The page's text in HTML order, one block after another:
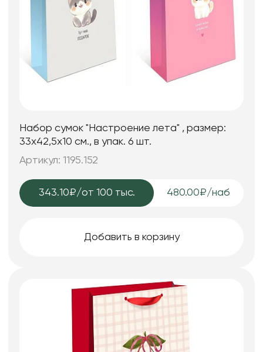
Набор сумок "Настроение лета" , размер:
33х42,5х10 см., в упак. 6 шт.
Артикул: 1195.152
343.10₽/от 100 тыс. 480.00₽/наб
Добавить в корзину